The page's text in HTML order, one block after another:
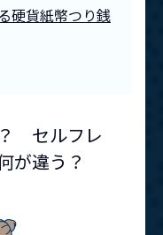
硬貨紙幣つり銭
セルフレ
が違う？